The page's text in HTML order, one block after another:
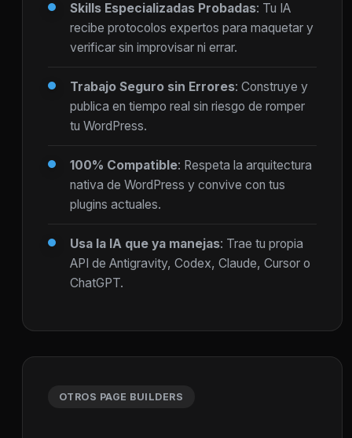
Skills Especializadas Probadas: Tu IA
recibe protocolos expertos para maquetar y
verificar sin improvisar ni errar.
Trabajo Seguro sin Errores: Construye y
publica en tiempo real sin riesgo de romper
tu WordPress.
100% Compatible: Respeta la arquitectura
nativa de WordPress y convive con tus
plugins actuales.
Usa la IA que ya manejas: Trae tu propia
API de Antigravity, Codex, Claude, Cursor o
ChatGPT.
OTROS PAGE BUILDERS